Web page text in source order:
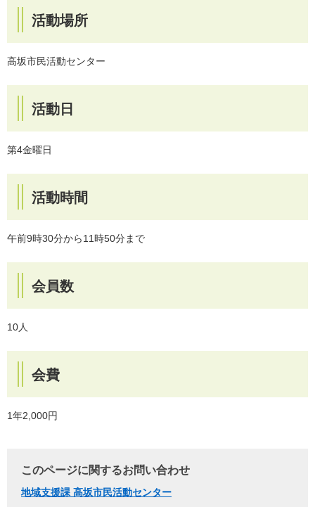
活動場所
高坂市民活動センター
活動日
第4金曜日
活動時間
午前9時30分から11時50分まで
会員数
10人
会費
1年2,000円
このページに関するお問い合わせ
地域支援課 高坂市民活動センター